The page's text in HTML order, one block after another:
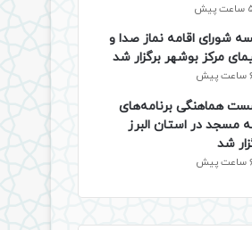
پیش
شورای اقامه نماز صدا و
مرکز بوشهر برگزار شد
پیش
هماهنگی برنامه‌های
مسجد در استان البرز
شد
پیش